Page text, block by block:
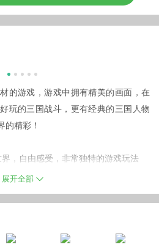
的游戏，游戏中拥有精美的画面，在
玩的三国战斗，更有经典的三国人物
的精彩！
，自由感受，非常独特的游戏玩法
趣味的划分，多元竞技，刺激精彩
展开全部